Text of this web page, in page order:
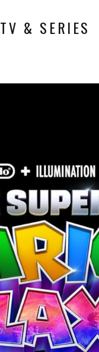
TV & SERIES